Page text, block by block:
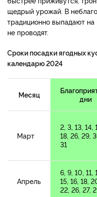
щедрый урожай. В
традиционно выпадают
не проводят.
Сроки посадки ягодных
календарю 2024
Месяц
дни
Март
2, 3, 13, 14,
18, 26, 29,
31
Апрель
6, 9, 10, 11,
15, 16, 18,
22, 26, 27,